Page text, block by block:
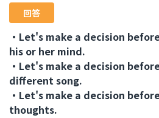
回答
・Let's make a decision
his or her mind.
・Let's make a decision
different song.
・Let's make a decision
thoughts.